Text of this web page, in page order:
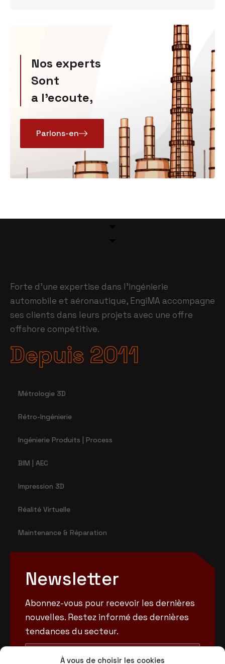
À vous de choisir les cookies
Nos experts
Sont
a l'ecoute,
Parlons-en
Forte d’une expertise dans l’ingénierie
automobile et aéronautique, EngiMA accompagne
ses clients dans leurs projets avec une offre
offshore compétitive.
Depuis 2011
Métrologie 3D
Rétro-Ingénierie
Ingénierie Produits | Process
BIM | AEC
Impression 3D
Réalité Virtuelle
Maintenance & Réparation
Newsletter
Abonnez-vous pour recevoir les dernières
nouvelles. Restez informé des dernières
tendances du secteur.